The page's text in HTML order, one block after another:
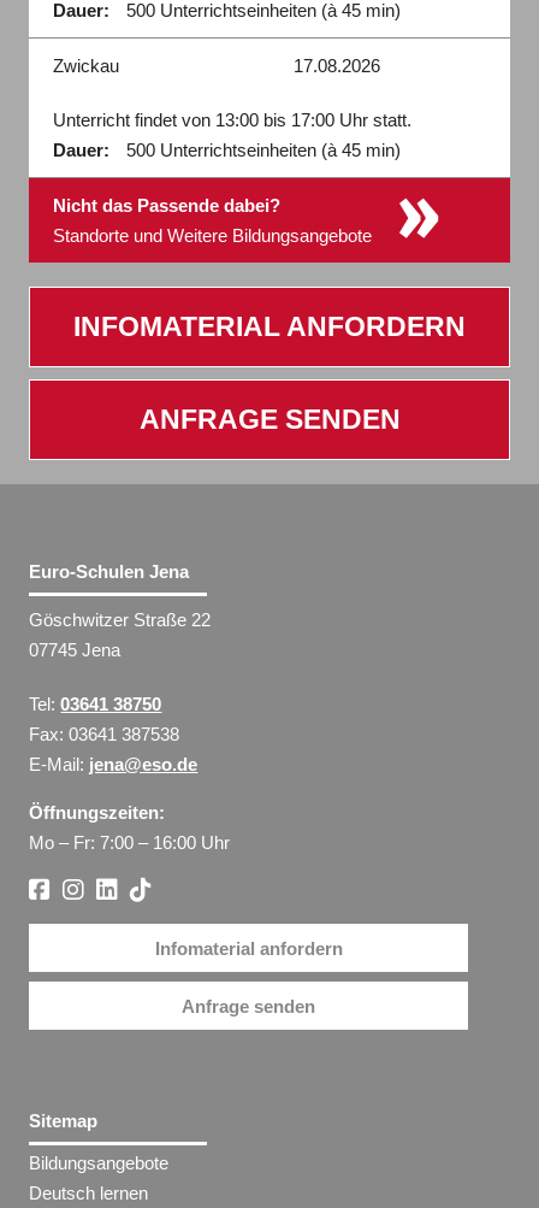
Dauer:
500 Unterrichtseinheiten (à 45 min)
Zwickau 17.08.2026
Unterricht findet von 13:00 bis 17:00 Uhr statt.
Dauer:
500 Unterrichtseinheiten (à 45 min)
Nicht das Passende dabei?
Standorte und Weitere Bildungsangebote
»
INFOMATERIAL ANFORDERN
ANFRAGE SENDEN
Euro-Schulen Jena
Göschwitzer Straße 22
07745 Jena
Tel:03641 38750
Fax: 03641 387538
E-Mail: jena@eso.de
Öffnungszeiten:
Mo – Fr: 7:00 – 16:00 Uhr
Infomaterial anfordern
Anfrage senden
Sitemap
Bildungsangebote
Deutsch lernen